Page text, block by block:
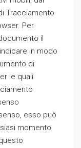
Tracciamento
Per
il
in modo
di
le quali
esso può
momento